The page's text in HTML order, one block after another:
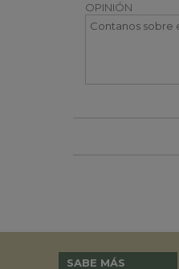
OPINIÓN
SABE MÁS